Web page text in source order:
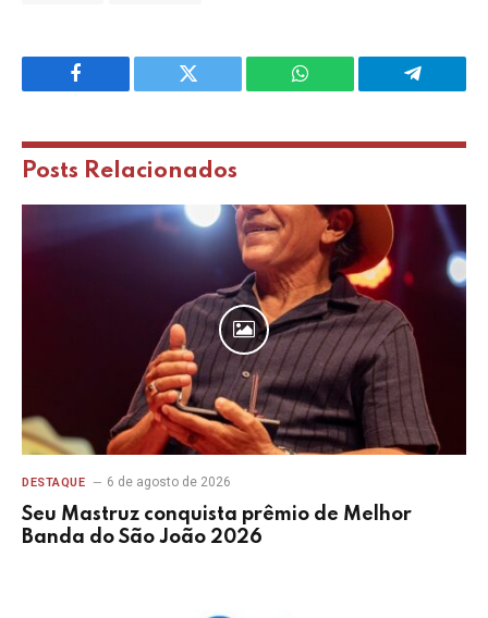
Facebook Twitter WhatsApp Telegram
Posts Relacionados
DESTAQUE 6 de agosto de 2026
Seu Mastruz conquista prêmio de Melhor
Banda do São João 2026